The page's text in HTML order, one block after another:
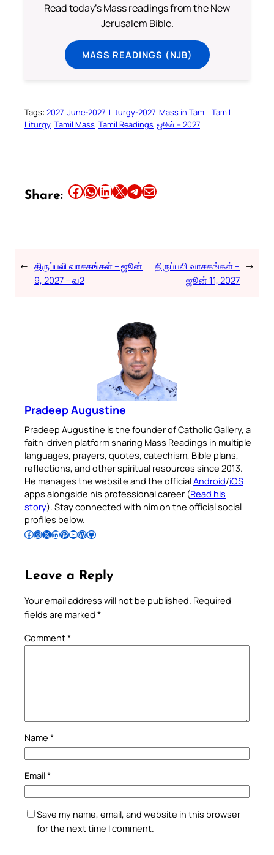
Read today's Mass readings from the New
Jerusalem Bible.
MASS READINGS (NJB)
Tags: 2027 June-2027 Liturgy-2027 Mass in Tamil Tamil
Liturgy Tamil Mass Tamil Readings ஜூன் – 2027
Share: Share this article on Facebook Share this article on WhatsApp Share this article on LinkedIn Share this article on X Share this article on TelegramEmail this Article
← திருப்பலி வாசகங்கள் – ஜூன்
9, 2027 – வ2
திருப்பலி வாசகங்கள் –
ஜூன் 11, 2027
→
Pradeep Augustine
Pradeep Augustine is the founder of Catholic Gallery, a
faith-driven platform sharing Mass Readings in multiple
languages, prayers, quotes, catechism, Bible plans,
reflections, and other spiritual resources since 2013.
He manages the website and the officialAndroid/iOS
apps alongside his professional career (Read his
story). Stay connected with him on the official social
profiles below.
Follow Pradeep on Facebook Follow Pradeep on InstagramFollow Pradeep on X Follow Pradeep on LinkedIn Follow Pradeep on Pinterest Subscribe to Pradeep’s Youtube Channel Follow Pradeep on WordPress Follow Pradeep on GitHub
Leave a Reply
Your email address will not be published. Required
fields are marked *
Comment*
Name *
Email*
Save my name, email, and website in this browser
for the next time I comment.